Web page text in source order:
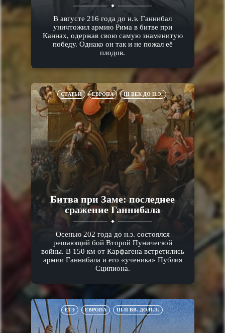
В августе 216 года до н.э. Ганнибал
уничтожил армию Рима в битве при
Каннах, одержав свою самую знаменитую
победу. Однако он так и не пожал её
плодов.
СТАТЬИ ЕВРОПА III ВЕК ДО Н.Э.
Битва при Заме: последнее
сражение Ганнибала
Осенью 202 года до н.э. состоялся
решающий бой Второй Пунической
войны. В 150 км от Карфагена встретились
армии Ганнибала и его «ученика» Публия
Сципиона.
ЕГЭ ЕВРОПА III-II ВВ. ДО Н.Э.